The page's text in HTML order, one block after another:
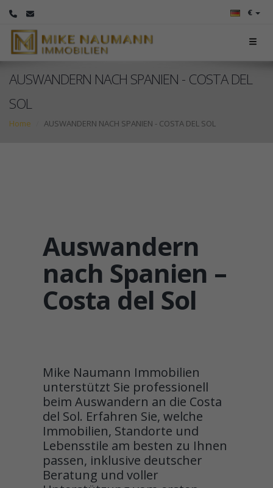
€
AUSWANDERN NACH SPANIEN - COSTA DEL
SOL
Home AUSWANDERN NACH SPANIEN - COSTA DEL SOL
Auswandern
nach Spanien –
Costa del Sol
Mike Naumann Immobilien
unterstützt Sie professionell
beim Auswandern an die Costa
del Sol. Erfahren Sie, welche
Immobilien, Standorte und
Lebensstile am besten zu Ihnen
passen, inklusive deutscher
Beratung und voller